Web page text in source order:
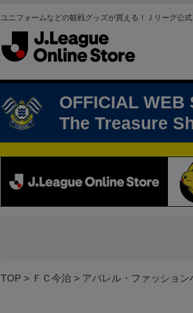
ユニフォームなどの観戦グッズが買える！Ｊリーグ公
OFFICIAL WEB
The Treasure
TOP ＦＣ今治 アパレル・ファッション